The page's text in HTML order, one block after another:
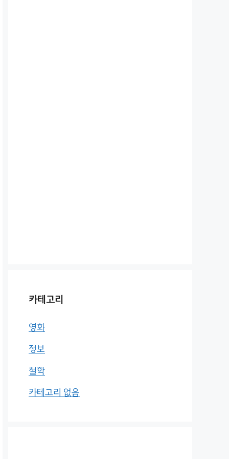
카테고리
영화
정보
철학
카테고리 없음